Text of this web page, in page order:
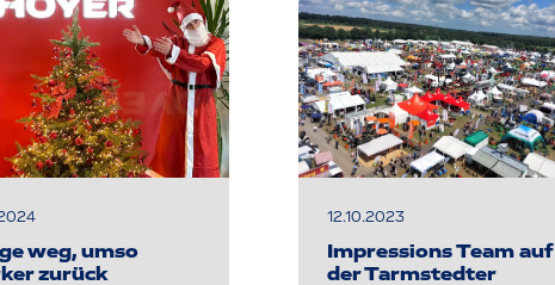
weg, umso
zurück
12.10.2023
Impressions Team auf
der Tarmstedter